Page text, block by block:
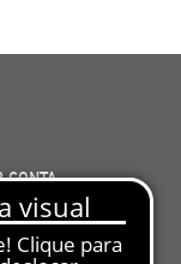
CONTA
ser cliente